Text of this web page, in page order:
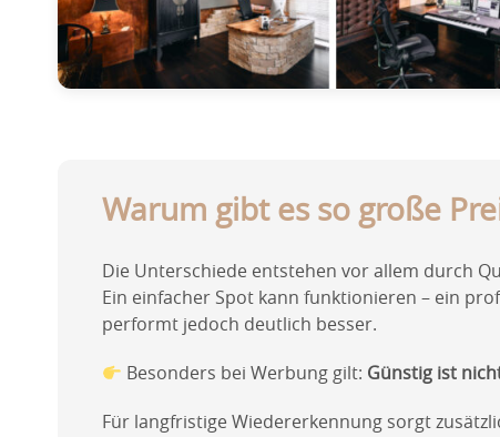
Warum gibt es so große
Die Unterschiede entstehen vor allem durch
Ein einfacher Spot kann funktionieren – ein
performt jedoch deutlich besser.
Besonders bei Werbung gilt: Günstig ist
Für langfristige Wiedererkennung sorgt